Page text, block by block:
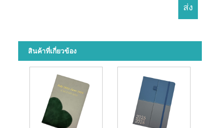
สินค้าที่เกี่ยวข้อง